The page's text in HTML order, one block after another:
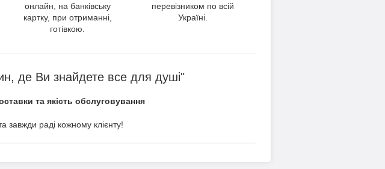
онлайн, на банківську
картку, при отриманні,
готівкою.
перевізником по всій
Україні.
де Ви знайдете все для душі"
та якість обслуговування
завжди раді кожному клієнту!